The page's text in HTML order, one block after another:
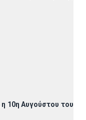
η 10η Αυγούστου του